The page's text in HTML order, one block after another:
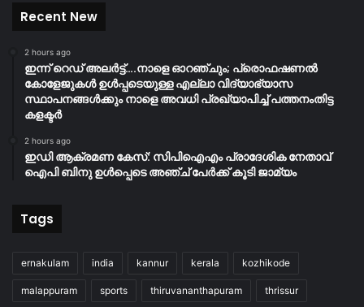
Recent New
2 hours ago
ഇന്ന് റെഡ് അലർട്ട്….നാളെ ഓറഞ്ചും; പ്രൊഫഷണൽ
കോളേജുകൾ ഉൾപ്പടെയുള്ള എല്ലാ വിദ്യാഭ്യാസ
സ്ഥാപനങ്ങൾക്കും നാളെ അവധി പ്രഖ്യാപിച്ച് പത്തനംതിട്ട
കളക്ടർ
2 hours ago
ഇഡി ആക്രമണ കേസ്: സിപിഐഎം പ്രാദേശിക നേതാവ്
ഐപി ബിനു ഉൾപ്പെടെ അഞ്ച് പേർക്ക് കൂടി ജാമ്യം
Tags
ernakulam india kannur kerala kozhikode
malappuram sports thiruvananthapuram thrissur